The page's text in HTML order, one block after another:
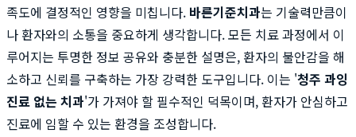
족도에 결정적인 영향을 미칩니다. 바른기준치과는 기술력만큼이
나 환자와의 소통을 중요하게 생각합니다. 모든 치료 과정에서 이
루어지는 투명한 정보 공유와 충분한 설명은, 환자의 불안감을 해
소하고 신뢰를 구축하는 가장 강력한 도구입니다. 이는 '청주 과잉
진료 없는 치과'가 가져야 할 필수적인 덕목이며, 환자가 안심하고
진료에 임할 수 있는 환경을 조성합니다.